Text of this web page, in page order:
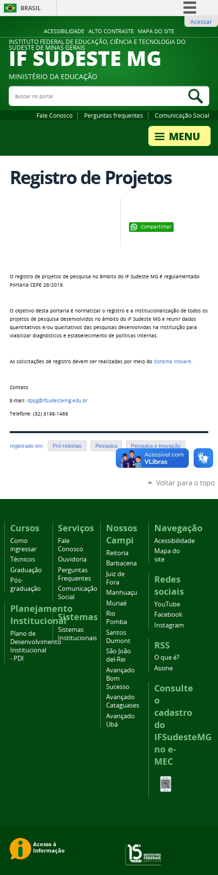
ACESSIBILIDADE ALTO CONTRASTE MAPA DO SITE
BRASIL
Comunica BR
Participe
Legislação
Acessar
INSTITUTO FEDERAL DE EDUCAÇÃO, CIÊNCIA E TECNOLOGIA DO
SUDESTE DE MINAS GERAIS
IF SUDESTE MG
MINISTÉRIO DA EDUCAÇÃO
Buscar no portal
Fale Conosco Perguntas frequentes Comunicação Social
Registro de Projetos
Compartilhar
O registro de projetos de pesquisa no âmbito do IF Sudeste MG é regulamentado
Portaria CEPE 28/2019.
O objetivo desta portaria é normatizar o registro e a institucionalização de todos os
projetos de pesquisa desenvolvidos no âmbito do IF Sudeste MG e reunir dados
quantitativos e/ou qualitativos das pesquisas desenvolvidas na instituição para
viabilizar diagnósticos e estabelecimento de políticas internas.
As solicitações de registro devem ser realizadas por meio do Sistema Inovare.
Contato
E-mail: dppg@ifsudestemg.edu.br
Telefone: (32) 3198-1468
registrado em: Pró-reitorias Pesquisa Pesquisa e Inovação
Voltar para o topo
Cursos
Como
ingressar
Técnicos
Graduação
Pós-
graduação
Planejamento
Institucional
Plano de
Desenvolvimento
Institucional
- PDI
Serviços
Fale
Conosco
Ouvidoria
Perguntas
Frequentes
Comunicação
Social
Sistemas
Sistemas
Institucionais
Nossos
Campi
Reitoria
Barbacena
Juiz de
Fora
Manhuaçu
Muriaé
Rio
Pomba
Santos
Dumont
São João
del-Rei
Avançado
Bom
Sucesso
Avançado
Cataguases
Avançado
Ubá
Navegação
Acessibilidade
Mapa do
site
Redes
sociais
YouTube
Facebook
Instagram
RSS
O que é?
Assine
Consulte
o
cadastro
do
IFSudesteMG
no e-
MEC